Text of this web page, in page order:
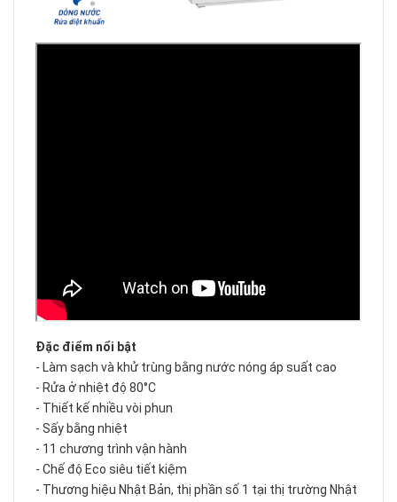
Đặc điểm nổi bật
- Làm sạch và khử trùng bằng nước nóng áp suất cao
- Rửa ở nhiệt độ 80°C
- Thiết kế nhiều vòi phun
- Sấy bằng nhiệt
- 11 chương trình vận hành
- Chế độ Eco siêu tiết kiệm
- Thương hiệu Nhật Bản, thị phần số 1 tại thị trường Nhật